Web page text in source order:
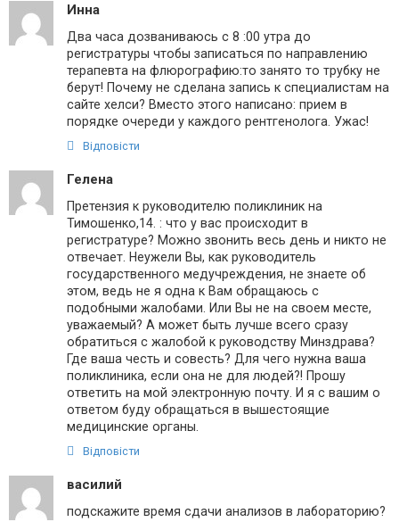
Инна
Два часа дозваниваюсь с 8 :00 утра до
регистратуры чтобы записаться по направлению
терапевта на флюрографию:то занято то трубку не
берут! Почему не сделана запись к специалистам на
сайте хелси? Вместо этого написано: прием в
порядке очереди у каждого рентгенолога. Ужас!
Відповісти
Гелена
Претензия к руководителю поликлиник на
Тимошенко,14. : что у вас происходит в
регистратуре? Можно звонить весь день и никто не
отвечает. Неужели Вы, как руководитель
государственного медучреждения, не знаете об
этом, ведь не я одна к Вам обращаюсь с
подобными жалобами. Или Вы не на своем месте,
уважаемый? А может быть лучше всего сразу
обратиться с жалобой к руководству Минздрава?
Где ваша честь и совесть? Для чего нужна ваша
поликлиника, если она не для людей?! Прошу
ответить на мой электронную почту. И я с вашим о
ответом буду обращаться в вышестоящие
медицинские органы.
Відповісти
василий
подскажите время сдачи анализов в лабораторию?